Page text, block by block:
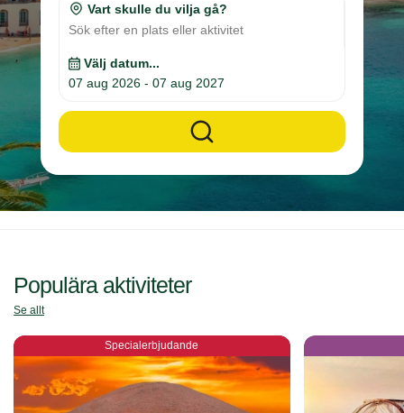
Vart skulle du vilja gå?
Sök efter en plats eller aktivitet
Välj datum...
Populära aktiviteter
Se allt
Specialerbjudande